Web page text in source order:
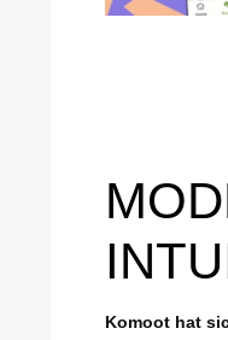
Komoot hat